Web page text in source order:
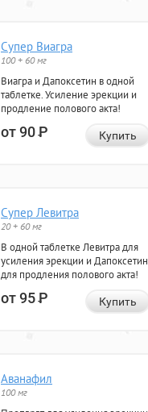
Супер Виагра
100 + 60 мг
Виагра и Дапоксетин в одной
таблетке. Усиление эрекции и
продление полового акта!
от 90Р Купить
Супер Левитра
20 + 60 мг
В одной таблетке Левитра для
усиления эрекции и Дапоксетин
для продления полового акта!
от 95Р Купить
Аванафил
100 мг